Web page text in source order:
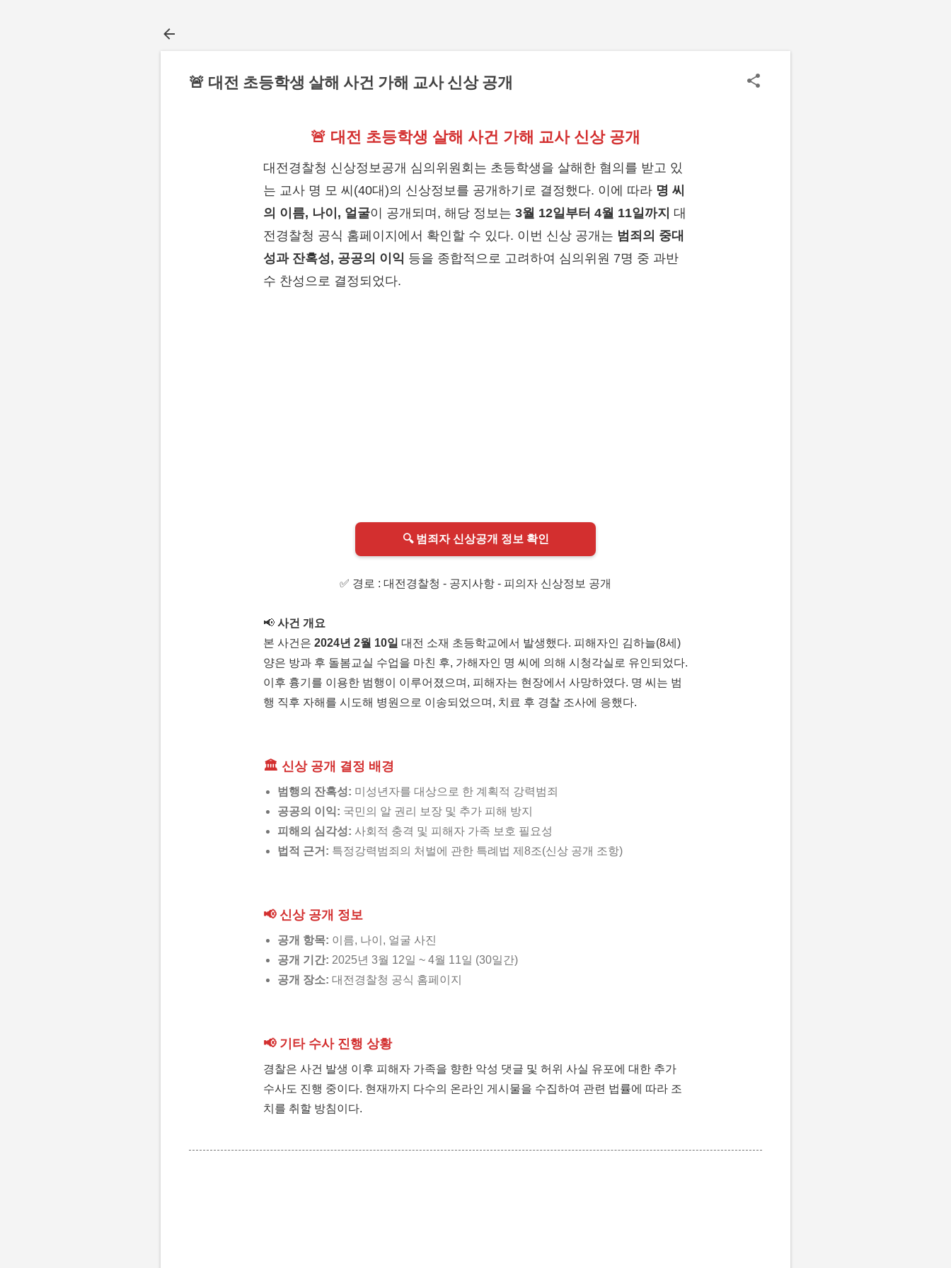
🚨 대전 초등학생 살해 사건 가해 교사 신상 공개
🚨 대전 초등학생 살해 사건 가해 교사 신상 공개
대전경찰청 신상정보공개 심의위원회는 초등학생을 살해한 혐의를 받고 있
는 교사 명 모 씨(40대)의 신상정보를 공개하기로 결정했다. 이에 따라 명 씨
의 이름, 나이, 얼굴이 공개되며, 해당 정보는 3월 12일부터 4월 11일까지 대
전경찰청 공식 홈페이지에서 확인할 수 있다. 이번 신상 공개는 범죄의 중대
성과 잔혹성, 공공의 이익 등을 종합적으로 고려하여 심의위원 7명 중 과반
수 찬성으로 결정되었다.
🔍 범죄자 신상공개 정보 확인
✅ 경로 : 대전경찰청 - 공지사항 - 피의자 신상정보 공개
📢 사건 개요
본 사건은 2024년 2월 10일 대전 소재 초등학교에서 발생했다. 피해자인 김하늘(8세)
양은 방과 후 돌봄교실 수업을 마친 후, 가해자인 명 씨에 의해 시청각실로 유인되었다.
이후 흉기를 이용한 범행이 이루어졌으며, 피해자는 현장에서 사망하였다. 명 씨는 범
행 직후 자해를 시도해 병원으로 이송되었으며, 치료 후 경찰 조사에 응했다.
🏛️ 신상 공개 결정 배경
범행의 잔혹성: 미성년자를 대상으로 한 계획적 강력범죄
공공의 이익: 국민의 알 권리 보장 및 추가 피해 방지
피해의 심각성: 사회적 충격 및 피해자 가족 보호 필요성
법적 근거: 특정강력범죄의 처벌에 관한 특례법 제8조(신상 공개 조항)
📢 신상 공개 정보
공개 항목: 이름, 나이, 얼굴 사진
공개 기간: 2025년 3월 12일 ~ 4월 11일 (30일간)
공개 장소: 대전경찰청 공식 홈페이지
📢 기타 수사 진행 상황
경찰은 사건 발생 이후 피해자 가족을 향한 악성 댓글 및 허위 사실 유포에 대한 추가
수사도 진행 중이다. 현재까지 다수의 온라인 게시물을 수집하여 관련 법률에 따라 조
치를 취할 방침이다.